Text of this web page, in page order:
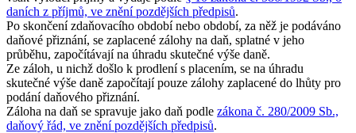
daních z příjmů, ve znění pozdějších předpisů.
Po skončení zdaňovacího období nebo období, za něž je podáváno
daňové přiznání, se zaplacené zálohy na daň, splatné v jeho
průběhu, započítávají na úhradu skutečné výše daně.
Ze záloh, u nichž došlo k prodlení s placením, se na úhradu
skutečné výše daně započítají pouze zálohy zaplacené do lhůty pro
podání daňového přiznání.
Záloha na daň se spravuje jako daň podle zákona č. 280/2009 Sb.,
daňový řád, ve znění pozdějších předpisů.